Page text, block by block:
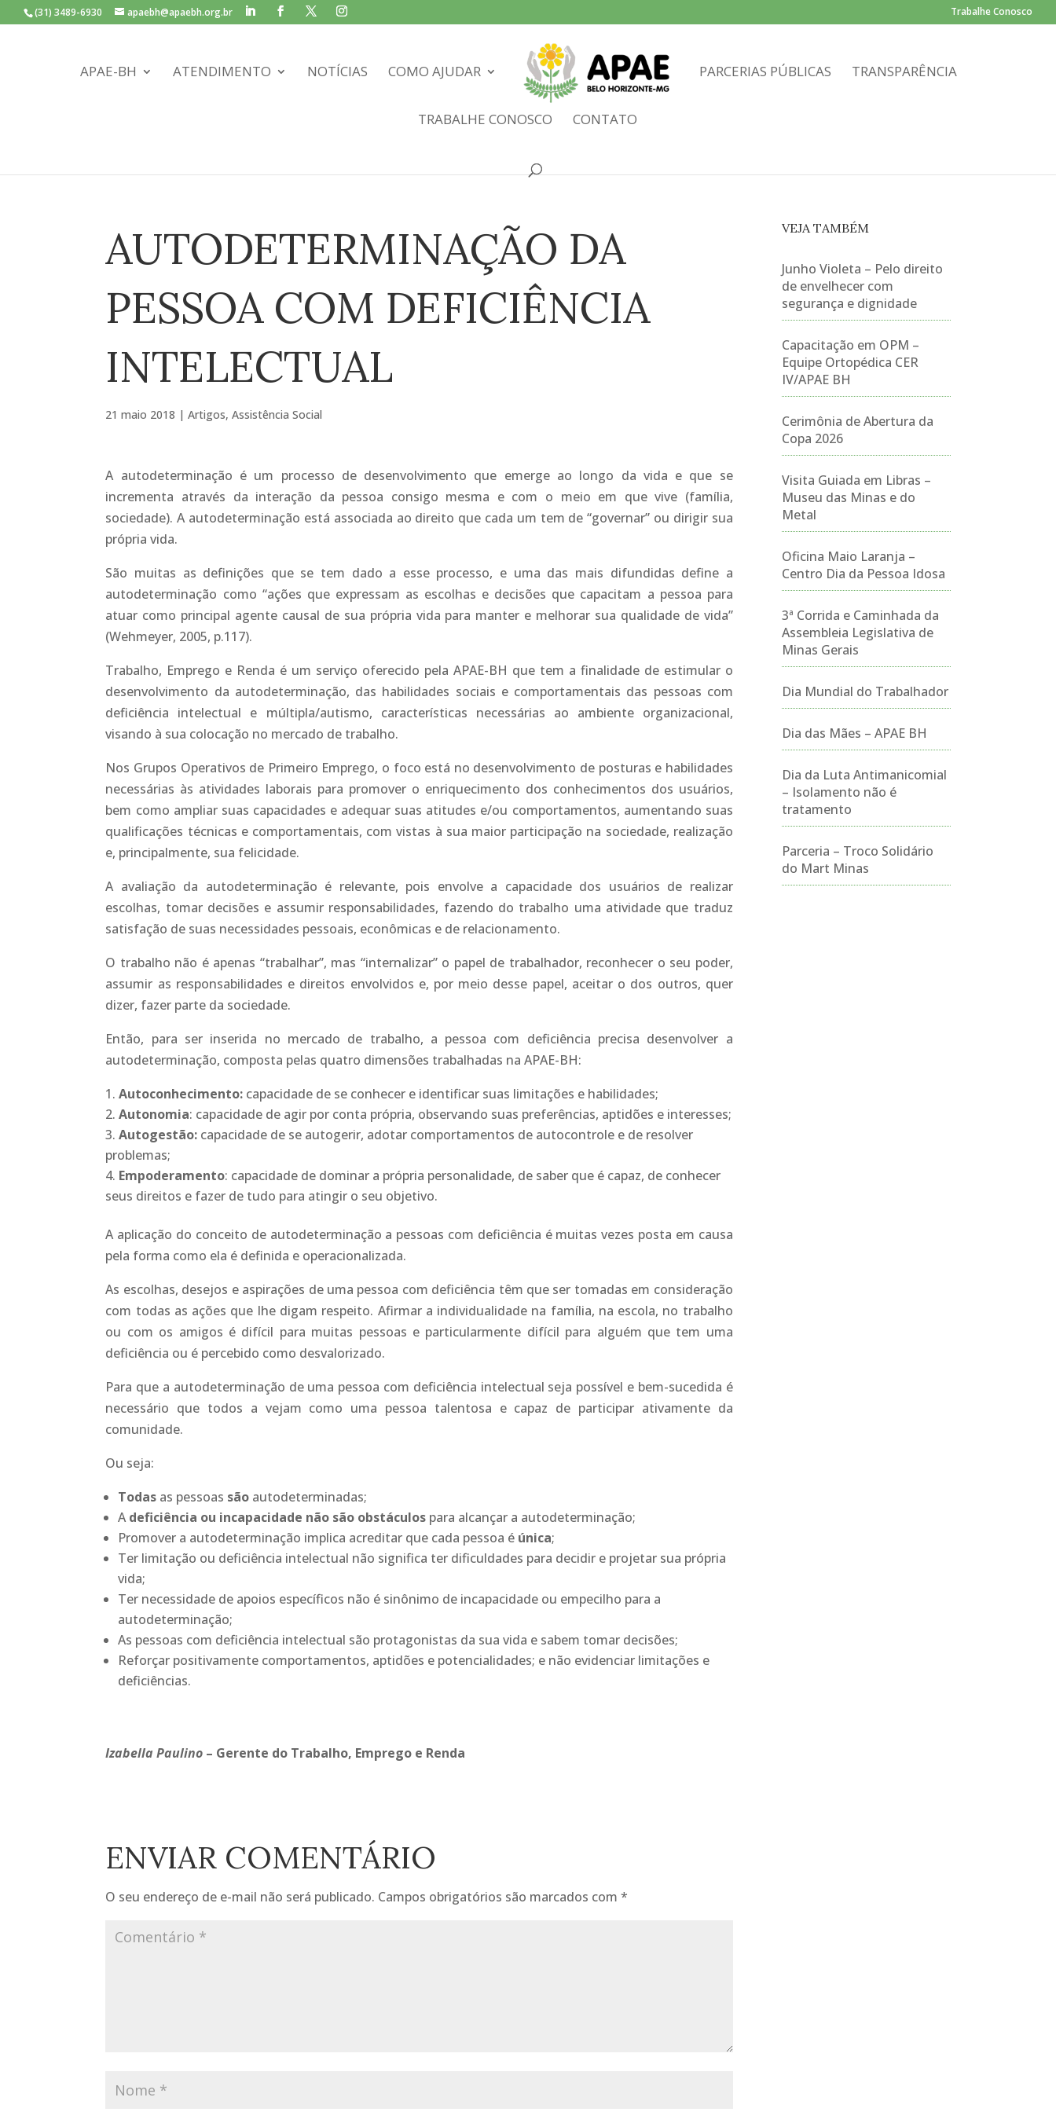
(31) 3489-6930 apaebh@apaebh.org.br Trabalhe Conosco
APAE-BH ATENDIMENTO NOTÍCIAS COMO AJUDAR PARCERIAS PÚBLICAS TRANSPARÊNCIA
TRABALHE CONOSCO CONTATO
AUTODETERMINAÇÃO DA
PESSOA COM DEFICIÊNCIA
INTELECTUAL
21 maio 2018 |Artigos,Assistência Social
A autodeterminação é um processo de desenvolvimento que emerge ao longo da vida e que se
incrementa através da interação da pessoa consigo mesma e com o meio em que vive (família,
sociedade). A autodeterminação está associada ao direito que cada um tem de “governar” ou dirigir sua
própria vida.
São muitas as definições que se tem dado a esse processo, e uma das mais difundidas define a
autodeterminação como “ações que expressam as escolhas e decisões que capacitam a pessoa para
atuar como principal agente causal de sua própria vida para manter e melhorar sua qualidade de vida”
(Wehmeyer, 2005, p.117).
Trabalho, Emprego e Renda é um serviço oferecido pela APAE-BH que tem a finalidade de estimular o
desenvolvimento da autodeterminação, das habilidades sociais e comportamentais das pessoas com
deficiência intelectual e múltipla/autismo, características necessárias ao ambiente organizacional,
visando à sua colocação no mercado de trabalho.
Nos Grupos Operativos de Primeiro Emprego, o foco está no desenvolvimento de posturas e habilidades
necessárias às atividades laborais para promover o enriquecimento dos conhecimentos dos usuários,
bem como ampliar suas capacidades e adequar suas atitudes e/ou comportamentos, aumentando suas
qualificações técnicas e comportamentais, com vistas à sua maior participação na sociedade, realização
e, principalmente, sua felicidade.
A avaliação da autodeterminação é relevante, pois envolve a capacidade dos usuários de realizar
escolhas, tomar decisões e assumir responsabilidades, fazendo do trabalho uma atividade que traduz
satisfação de suas necessidades pessoais, econômicas e de relacionamento.
O trabalho não é apenas “trabalhar”, mas “internalizar” o papel de trabalhador, reconhecer o seu poder,
assumir as responsabilidades e direitos envolvidos e, por meio desse papel, aceitar o dos outros, quer
dizer, fazer parte da sociedade.
Então, para ser inserida no mercado de trabalho, a pessoa com deficiência precisa desenvolver a
autodeterminação, composta pelas quatro dimensões trabalhadas na APAE-BH:
Autoconhecimento: capacidade de se conhecer e identificar suas limitações e habilidades;
Autonomia: capacidade de agir por conta própria, observando suas preferências, aptidões e interesses;
Autogestão: capacidade de se autogerir, adotar comportamentos de autocontrole e de resolver
problemas;
Empoderamento: capacidade de dominar a própria personalidade, de saber que é capaz, de conhecer
seus direitos e fazer de tudo para atingir o seu objetivo.
A aplicação do conceito de autodeterminação a pessoas com deficiência é muitas vezes posta em causa
pela forma como ela é definida e operacionalizada.
As escolhas, desejos e aspirações de uma pessoa com deficiência têm que ser tomadas em consideração
com todas as ações que lhe digam respeito. Afirmar a individualidade na família, na escola, no trabalho
ou com os amigos é difícil para muitas pessoas e particularmente difícil para alguém que tem uma
deficiência ou é percebido como desvalorizado.
Para que a autodeterminação de uma pessoa com deficiência intelectual seja possível e bem-sucedida é
necessário que todos a vejam como uma pessoa talentosa e capaz de participar ativamente da
comunidade.
Ou seja:
Todas as pessoas são autodeterminadas;
Adeficiência ou incapacidade não são obstáculos para alcançar a autodeterminação;
Promover a autodeterminação implica acreditar que cada pessoa é única;
Ter limitação ou deficiência intelectual não significa ter dificuldades para decidir e projetar sua própria
vida;
Ter necessidade de apoios específicos não é sinônimo de incapacidade ou empecilho para a
autodeterminação;
As pessoas com deficiência intelectual são protagonistas da sua vida e sabem tomar decisões;
Reforçar positivamente comportamentos, aptidões e potencialidades; e não evidenciar limitações e
deficiências.
Izabella Paulino – Gerente do Trabalho, Emprego e Renda
ENVIAR COMENTÁRIO
O seu endereço de e-mail não será publicado. Campos obrigatórios são marcados com*
VEJA TAMBÉM
Junho Violeta – Pelo direito
de envelhecer com
segurança e dignidade
Capacitação em OPM –
Equipe Ortopédica CER
IV/APAE BH
Cerimônia de Abertura da
Copa 2026
Visita Guiada em Libras –
Museu das Minas e do
Metal
Oficina Maio Laranja –
Centro Dia da Pessoa Idosa
3ª Corrida e Caminhada da
Assembleia Legislativa de
Minas Gerais
Dia Mundial do Trabalhador
Dia das Mães – APAE BH
Dia da Luta Antimanicomial
– Isolamento não é
tratamento
Parceria – Troco Solidário
do Mart Minas